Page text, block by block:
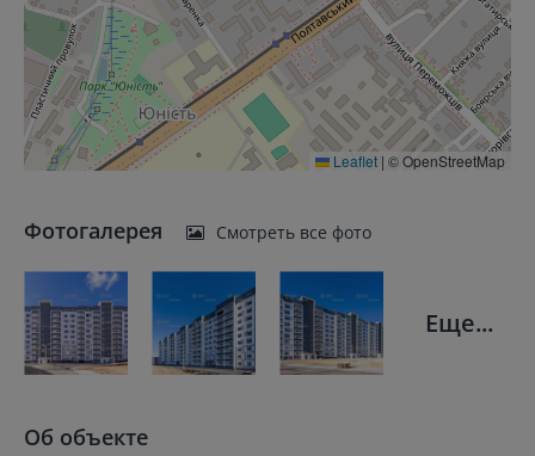
Leaflet | © OpenStreetMap
Фотогалерея Смотреть все фото
Еще...
Об объекте